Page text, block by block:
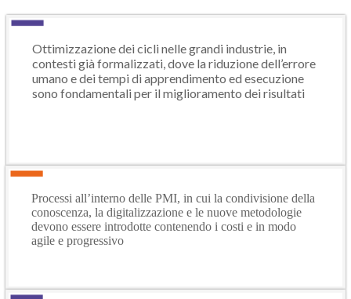
Ottimizzazionedei cicli nelle grandi industrie, in
contesti già formalizzati, dove la riduzione dell’errore
umano e dei tempi di apprendimento ed esecuzione
sono fondamentali per il miglioramento dei risultati
Processi all’interno delle PMI, in cui la condivisione della
conoscenza, la digitalizzazione e le nuove metodologie
devono essere introdotte contenendo i costi e in modo
agile e progressivo